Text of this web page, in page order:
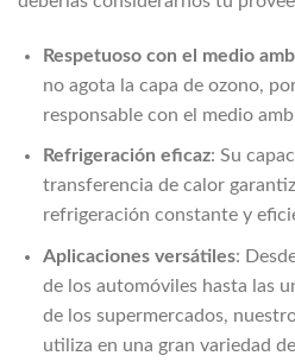
Respetuoso con el medio
no agota la capa de ozono,
responsable con el medio
Refrigeración eficaz: Su
transferencia de calor
refrigeración constante y
Aplicaciones versátiles:
de los automóviles hasta las
de los supermercados,
utiliza en una gran variedad